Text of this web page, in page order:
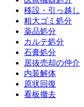
移設・引っ越し
粗大ゴミ処分
薬品処分
カルテ処分
石膏処分
居抜売却の仲介
内装解体
原状回復
看板撤去